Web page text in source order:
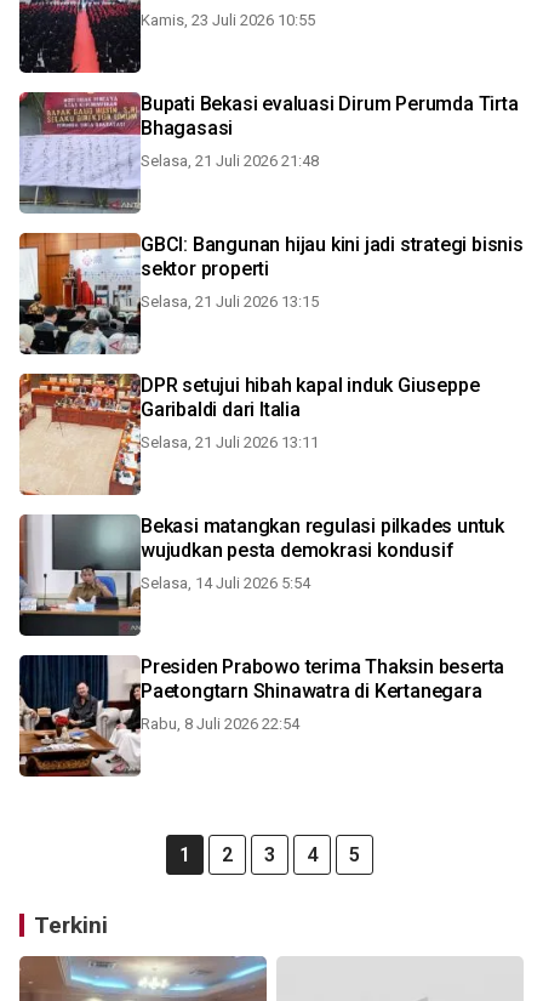
Kamis, 23 Juli 2026 10:55
Bupati Bekasi evaluasi Dirum Perumda Tirta
Bhagasasi
Selasa, 21 Juli 2026 21:48
GBCI: Bangunan hijau kini jadi strategi bisnis
sektor properti
Selasa, 21 Juli 2026 13:15
DPR setujui hibah kapal induk Giuseppe
Garibaldi dari Italia
Selasa, 21 Juli 2026 13:11
Bekasi matangkan regulasi pilkades untuk
wujudkan pesta demokrasi kondusif
Selasa, 14 Juli 2026 5:54
Presiden Prabowo terima Thaksin beserta
Paetongtarn Shinawatra di Kertanegara
Rabu, 8 Juli 2026 22:54
1 2 3 4 5
Terkini